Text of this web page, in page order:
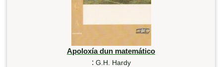
Apoloxía dun matemático
: G.H. Hardy